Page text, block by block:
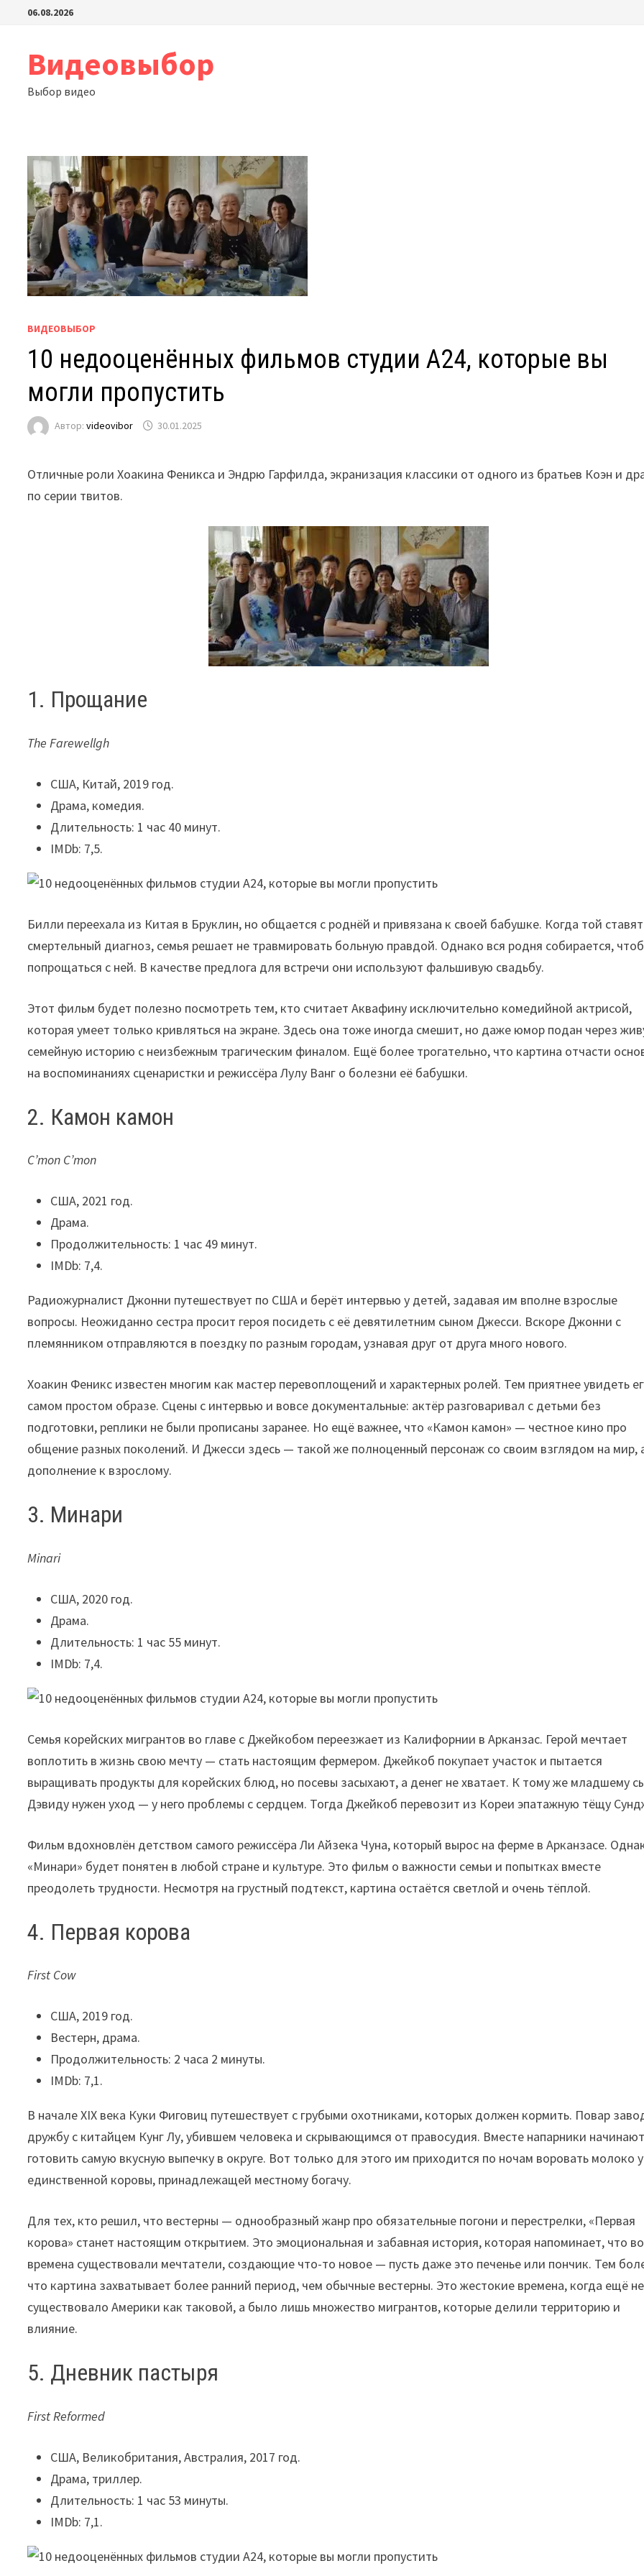
Перейти06.08.2026
Видеовыбор
Выбор видео
ВИДЕОВЫБОР
10 недооценённых фильмов студии A24, которые вы
могли пропустить
Автор:videovibor 30.01.2025
Отличные роли Хоакина Феникса и Эндрю Гарфилда, экранизация классики от одного из братьев Коэн и
по серии твитов.
1. Прощание
The Farewellgh
США, Китай, 2019 год.
Драма, комедия.
Длительность: 1 час 40 минут.
IMDb: 7,5.
Билли переехала из Китая в Бруклин, но общается с роднёй и привязана к своей бабушке. Когда той ставят
смертельный диагноз, семья решает не травмировать больную правдой. Однако вся родня собирается,
попрощаться с ней. В качестве предлога для встречи они используют фальшивую свадьбу.
Этот фильм будет полезно посмотреть тем, кто считает Аквафину исключительно комедийной актрисой,
которая умеет только кривляться на экране. Здесь она тоже иногда смешит, но даже юмор подан через
семейную историю с неизбежным трагическим финалом. Ещё более трогательно, что картина отчасти
на воспоминаниях сценаристки и режиссёра Лулу Ванг о болезни её бабушки.
2. Камон камон
C’mon C’mon
США, 2021 год.
Драма.
Продолжительность: 1 час 49 минут.
IMDb: 7,4.
Радиожурналист Джонни путешествует по США и берёт интервью у детей, задавая им вполне взрослые
вопросы. Неожиданно сестра просит героя посидеть с её девятилетним сыном Джесси. Вскоре Джонни с
племянником отправляются в поездку по разным городам, узнавая друг от друга много нового.
Хоакин Феникс известен многим как мастер перевоплощений и характерных ролей. Тем приятнее увидеть
самом простом образе. Сцены с интервью и вовсе документальные: актёр разговаривал с детьми без
подготовки, реплики не были прописаны заранее. Но ещё важнее, что «Камон камон» — честное кино про
общение разных поколений. И Джесси здесь — такой же полноценный персонаж со своим взглядом на мир,
дополнение к взрослому.
3. Минари
Minari
США, 2020 год.
Драма.
Длительность: 1 час 55 минут.
IMDb: 7,4.
Семья корейских мигрантов во главе с Джейкобом переезжает из Калифорнии в Арканзас. Герой мечтает
воплотить в жизнь свою мечту — стать настоящим фермером. Джейкоб покупает участок и пытается
выращивать продукты для корейских блюд, но посевы засыхают, а денег не хватает. К тому же младшему
Дэвиду нужен уход — у него проблемы с сердцем. Тогда Джейкоб перевозит из Кореи эпатажную тёщу
Фильм вдохновлён детством самого режиссёра Ли Айзека Чуна, который вырос на ферме в Арканзасе.
«Минари» будет понятен в любой стране и культуре. Это фильм о важности семьи и попытках вместе
преодолеть трудности. Несмотря на грустный подтекст, картина остаётся светлой и очень тёплой.
4. Первая корова
First Cow
США, 2019 год.
Вестерн, драма.
Продолжительность: 2 часа 2 минуты.
IMDb: 7,1.
В начале XIX века Куки Фиговиц путешествует с грубыми охотниками, которых должен кормить. Повар
дружбу с китайцем Кунг Лу, убившем человека и скрывающимся от правосудия. Вместе напарники
готовить самую вкусную выпечку в округе. Вот только для этого им приходится по ночам воровать молоко у
единственной коровы, принадлежащей местному богачу.
Для тех, кто решил, что вестерны — однообразный жанр про обязательные погони и перестрелки, «Первая
корова» станет настоящим открытием. Это эмоциональная и забавная история, которая напоминает, что
времена существовали мечтатели, создающие что-то новое — пусть даже это печенье или пончик. Тем
что картина захватывает более ранний период, чем обычные вестерны. Это жестокие времена, когда ещё не
существовало Америки как таковой, а было лишь множество мигрантов, которые делили территорию и
влияние.
5. Дневник пастыря
First Reformed
США, Великобритания, Австралия, 2017 год.
Драма, триллер.
Длительность: 1 час 53 минуты.
IMDb: 7,1.